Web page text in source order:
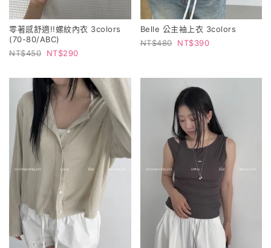
零著感舒適!!螺紋內衣 3colors
(70-80/ABC)
450
290
Belle 公主袖上衣 3colors
480
390